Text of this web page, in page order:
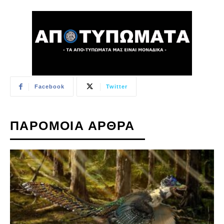
Facebook Twitter
ΠΑΡΟΜΟΙΑ ΑΡΘΡΑ